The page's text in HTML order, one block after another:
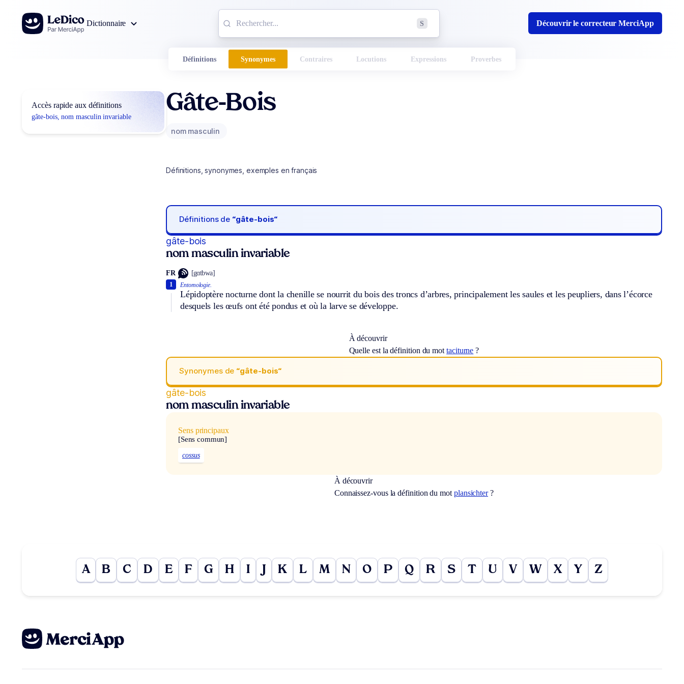
Aller au contenu
Dictionnaire
S Découvrir le correcteur MerciApp
Définitions Synonymes Contraires Locutions Expressions Proverbes
Accès rapide aux définitions
gâte-bois, nom masculin invariable
Gâte-Bois
nom masculin
Définitions, synonymes, exemples en français
Définitions de “gâte-bois“
gâte-bois
nom masculin invariable
FR [gɑtbwa]
Entomologie.
Lépidoptère nocturne dont la chenille se nourrit du bois des troncs d’arbres, principalement les saules et les peupliers, dans l’écorce
desquels les œufs ont été pondus et où la larve se développe.
1
À découvrir
Quelle est la définition du mottaciturne ?
Synonymes de “gâte-bois“
gâte-bois
nom masculin invariable
Sens principaux
[Sens commun]
cossus
À découvrir
Connaissez-vous la définition du mot plansichter?
A B C D E F G H I J K L M N O P Q R S T U V W X Y Z